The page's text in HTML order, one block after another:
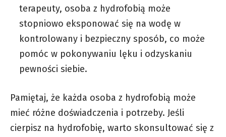
terapeuty, osoba z hydrofobią może
stopniowo eksponować się na wodę w
kontrolowany i bezpieczny sposób, co może
pomóc w pokonywaniu lęku i odzyskaniu
pewności siebie.
Pamiętaj, że każda osoba z hydrofobią może
mieć różne doświadczenia i potrzeby. Jeśli
cierpisz na hydrofobię, warto skonsultować się z